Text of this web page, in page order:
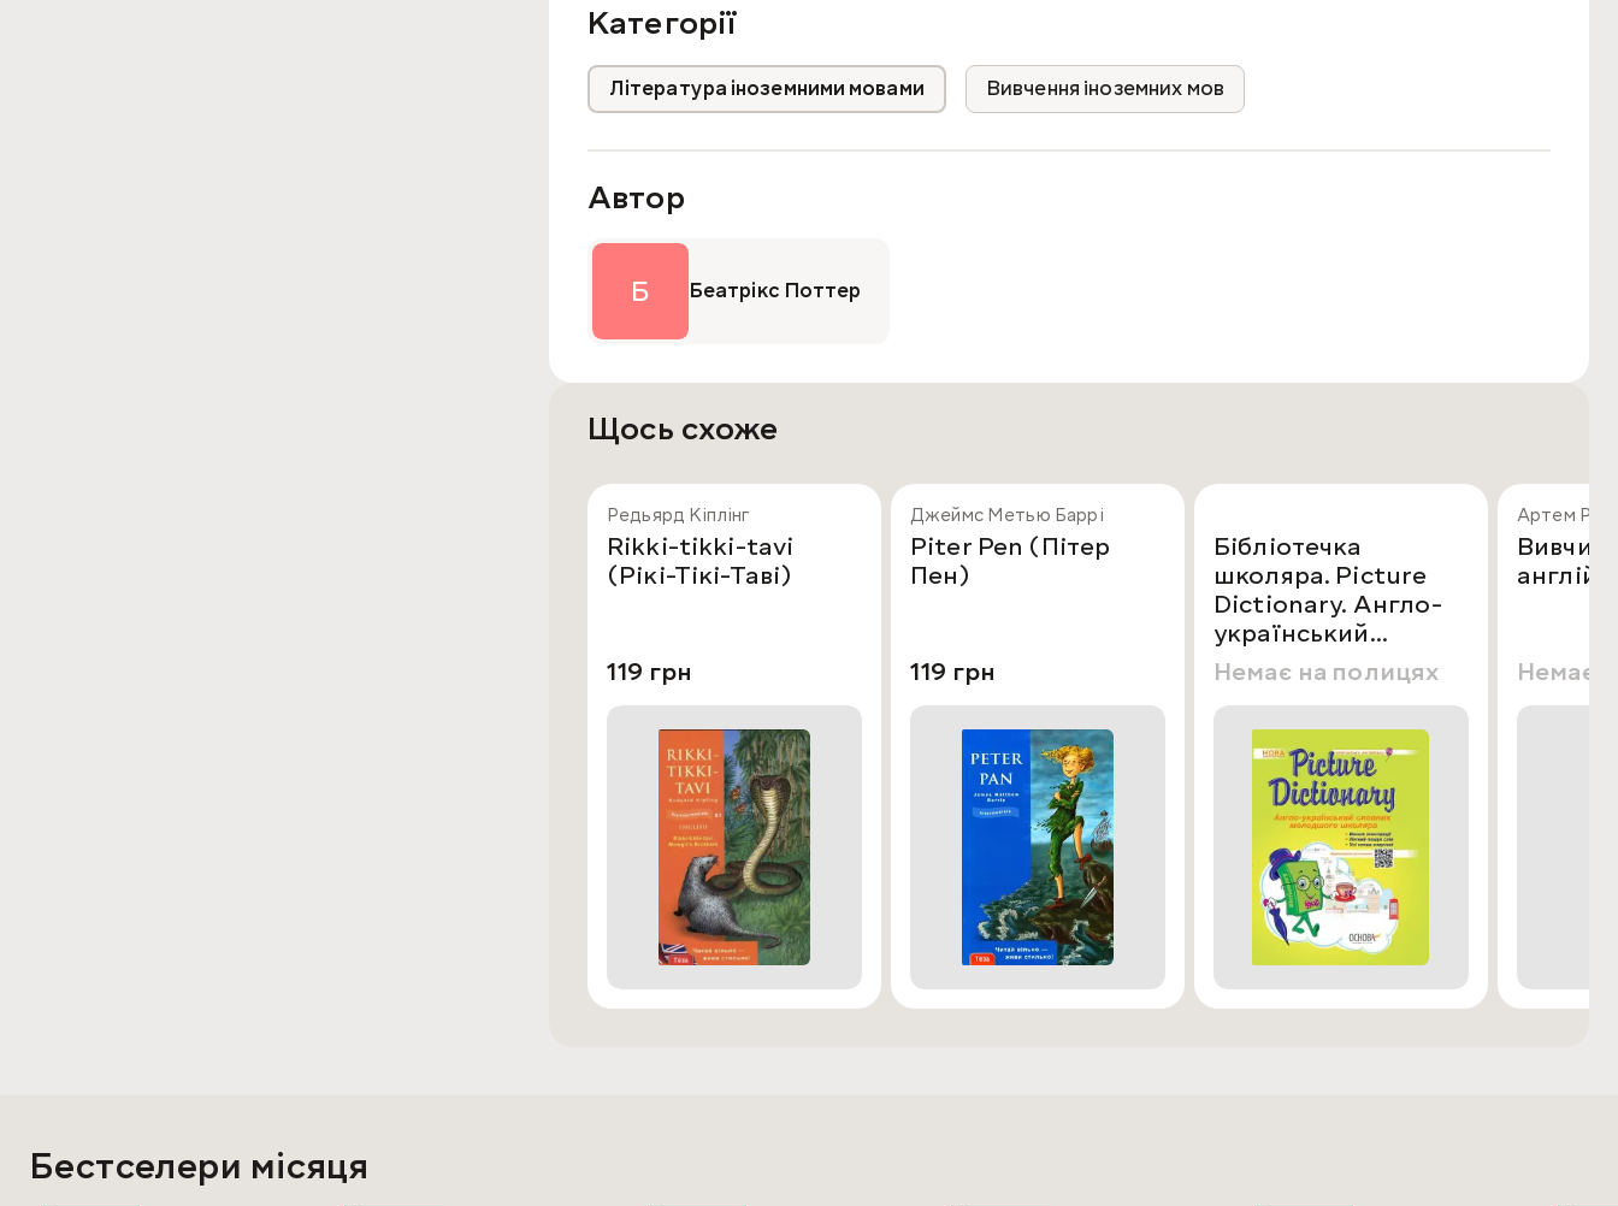
Пітер розумний та спритний, тож йому постійно вдається втекти.
До книги додано підсумковий тест і англо-український словник.
Категорії
Література іноземними мовами Вивчення іноземних мов
Автор
Б Беатрікс Поттер
Щось схоже
Редьярд Кіплінг
Rikki-tikki-tavi
(Рікі-Тікі-Таві)
119 грн
Джеймс Метью Баррі
Piter Pen (Пітер
Пен)
119 грн
Бібліотечка
школяра. Picture
Dictionary. Англо-
український
словник
молодшого
школяра
Немає на полицях
Артем
Вивчи
Немає
Бестселери місяця